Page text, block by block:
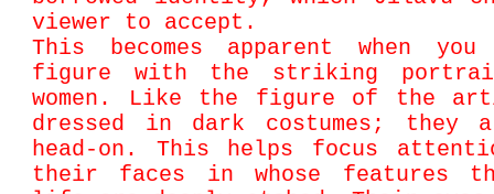
viewer to accept.
This becomes apparent when you
figure with the striking
women. Like the figure of the
dressed in dark costumes; they
head-on. This helps focus
their faces in whose features